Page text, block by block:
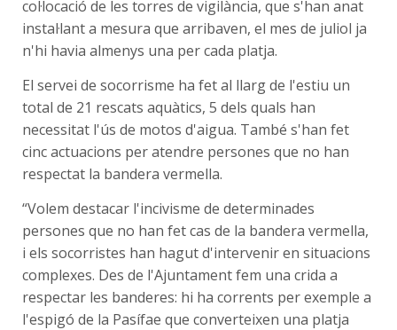
col·locació de les torres de vigilància, que s'han anat
instal·lant a mesura que arribaven, el mes de juliol ja
n'hi havia almenys una per cada platja.
El servei de socorrisme ha fet al llarg de l'estiu un
total de 21 rescats aquàtics, 5 dels quals han
necessitat l'ús de motos d'aigua. També s'han fet
cinc actuacions per atendre persones que no han
respectat la bandera vermella.
“Volem destacar l'incivisme de determinades
persones que no han fet cas de la bandera vermella,
i els socorristes han hagut d'intervenir en situacions
complexes. Des de l'Ajuntament fem una crida a
respectar les banderes: hi ha corrents per exemple a
l'espigó de la Pasífae que converteixen una platja